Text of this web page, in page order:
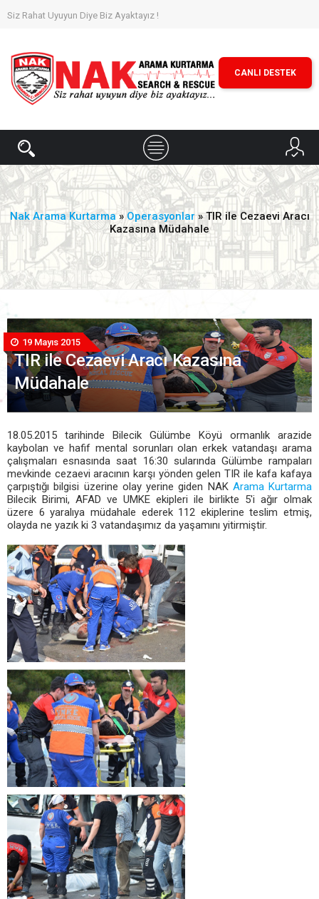
Siz Rahat Uyuyun Diye Biz Ayaktayız !
CANLI DESTEK
Nak Arama Kurtarma»Operasyonlar » TIR ile Cezaevi Aracı
Kazasına Müdahale
19 Mayıs 2015
TIR ile Cezaevi Aracı Kazasına
Müdahale
18.05.2015 tarihinde Bilecik Gülümbe Köyü ormanlık arazide
kaybolan ve hafif mental sorunları olan erkek vatandaşı arama
çalışmaları esnasında saat 16:30 sularında Gülümbe rampaları
mevkinde cezaevi aracının karşı yönden gelen TIR ile kafa kafaya
çarpıştığı bilgisi üzerine olay yerine giden NAK Arama Kurtarma
Bilecik Birimi, AFAD ve UMKE ekipleri ile birlikte 5'i ağır olmak
üzere 6 yaralıya müdahale ederek 112 ekiplerine teslim etmiş,
olayda ne yazık ki 3 vatandaşımız da yaşamını yitirmiştir.